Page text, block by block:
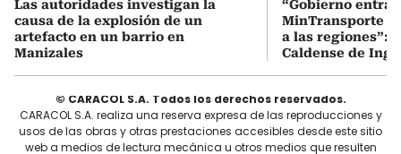
Las autoridades investigan la
causa de la explosión de un
artefacto en un barrio en
Manizales
“Gobierno
MinTransporte
a las regiones”:
Caldense de Ing.
© CARACOL S.A. Todos los derechos reservados.
CARACOL S.A. realiza una reserva expresa de las reproducciones y
usos de las obras y otras prestaciones accesibles desde este sitio
web a medios de lectura mecánica u otros medios que resulten